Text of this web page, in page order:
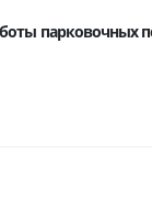
парковочных